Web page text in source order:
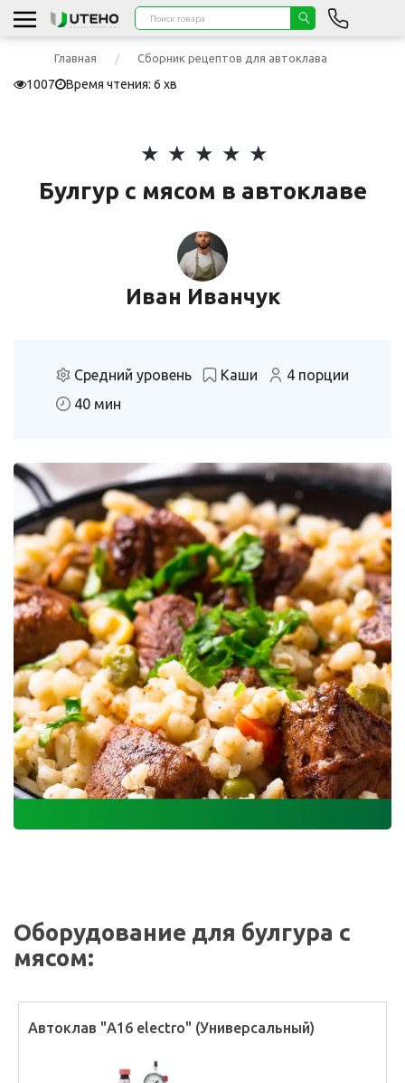
Главная Сборник рецептов для автоклава
1007 Время чтения: 6 хв
Булгур с мясом в автоклаве
Иван Иванчук
Средний уровень Каши
4 порции
40 мин
Оборудование для булгура с
мясом:
Автоклав "А16 electro" (Универсальный)